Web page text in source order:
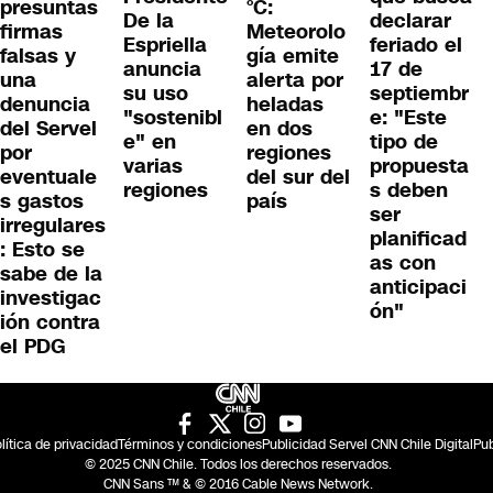
presuntas
firmas
falsas y
una
denuncia
del Servel
por
eventuale
s gastos
irregulares
: Esto se
sabe de la
investigac
ión contra
el PDG
De la
Espriella
anuncia
su uso
"sostenibl
e" en
varias
regiones
°C:
Meteorolo
gía emite
alerta por
heladas
en dos
regiones
del sur del
país
declarar
feriado el
17 de
septiembr
e: "Este
tipo de
propuesta
s deben
ser
planificad
as con
anticipaci
ón"
de privacidadTérminos y condicionesPublicidad Servel CNN Chile Digital
© 2025 CNN Chile. Todos los derechos reservados.
CNN Sans ™ & © 2016 Cable News Network.